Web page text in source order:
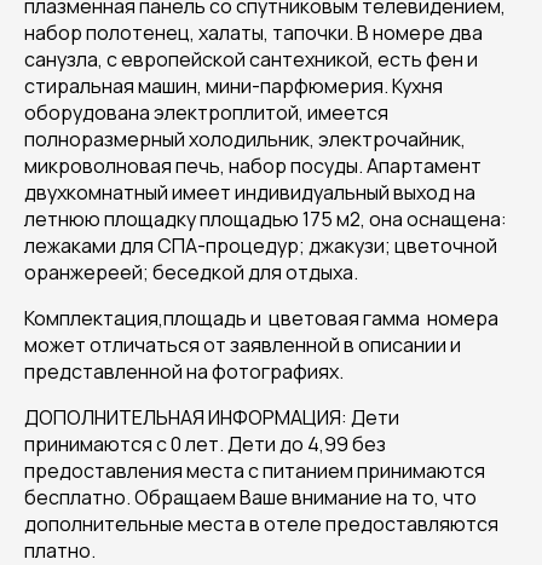
плазменная панель со спутниковым телевидением,
набор полотенец, халаты, тапочки. В номере два
санузла, с европейской сантехникой, есть фен и
стиральная машин, мини-парфюмерия. Кухня
оборудована электроплитой, имеется
полноразмерный холодильник, электрочайник,
микроволновая печь, набор посуды. Апартамент
двухкомнатный имеет индивидуальный выход на
летнюю площадку площадью 175 м2, она оснащена:
лежаками для СПА-процедур; джакузи; цветочной
оранжереей; беседкой для отдыха.
Комплектация,площадь и цветовая гамма номера
может отличаться от заявленной в описании и
представленной на фотографиях.
ДОПОЛНИТЕЛЬНАЯ ИНФОРМАЦИЯ: Дети
принимаются с 0 лет. Дети до 4,99 без
предоставления места с питанием принимаются
бесплатно. Обращаем Ваше внимание на то, что
дополнительные места в отеле предоставляются
платно.